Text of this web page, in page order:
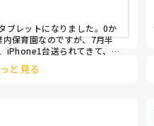
ブレットになりました。0か
保育園なのですが、7月半
iPhone1台送られてきて、
り等の作成に使っていて動
いパソコンと、タブレット
と見る